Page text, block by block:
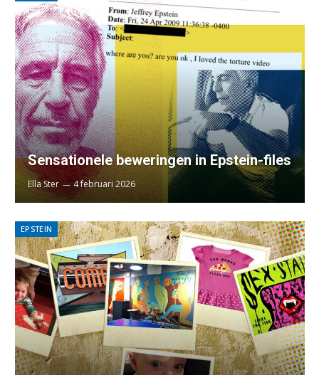
Sensationele beweringen in Epstein-files
Ella Ster 4 februari 2026
EPSTEIN